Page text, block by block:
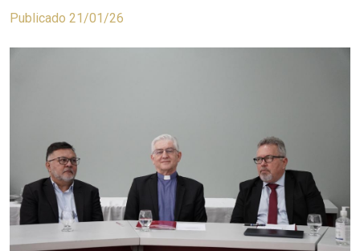
Publicado 21/01/26